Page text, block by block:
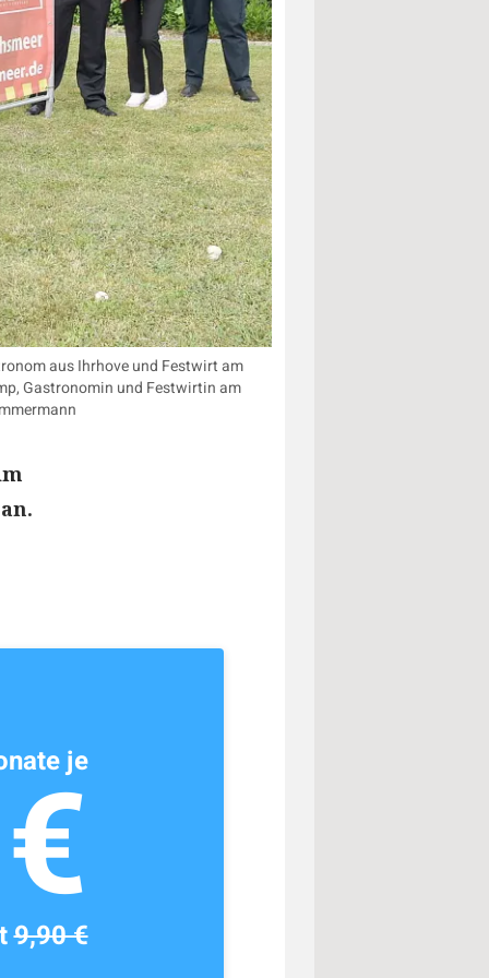
aus Ihrhove und Festwirt am
Gastronomin und Festwirtin am
je
9,90 €